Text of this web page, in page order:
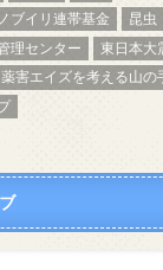
ブイリ連帯基金
昆虫
理センター
東日本大
薬害エイズを考える山の